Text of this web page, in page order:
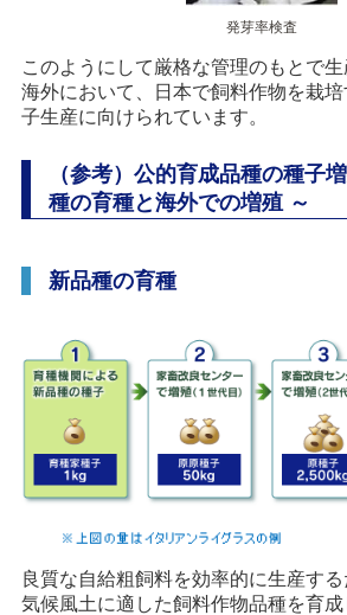
発芽率検査
このようにして厳格な管理のもとで生
海外において、日本で飼料作物を栽
子生産に向けられています。
（参考）公的育成品種の種子
種の育種と海外での増殖 ～
新品種の育種
良質な自給粗飼料を効率的に生産す
気候風土に適した飼料作物品種を育